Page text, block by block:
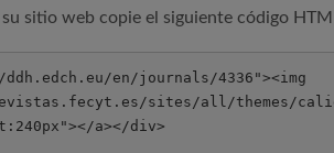
sitio web copie el siguiente código